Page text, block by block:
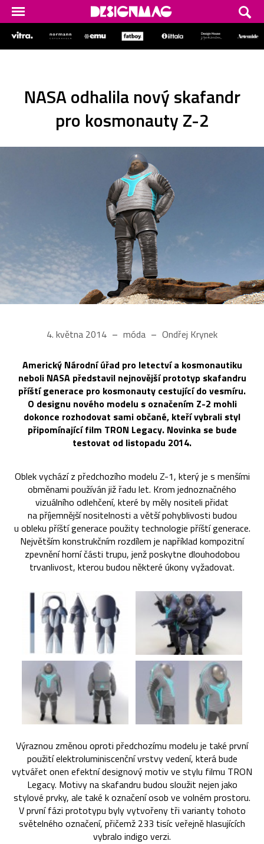
NASA odhalila nový skafandr
pro kosmonauty Z-2
4. května 2014 móda Ondřej Krynek
Americký Národní úřad pro letectví a kosmonautiku
neboli NASA představil nejnovější prototyp skafandru
příští generace pro kosmonauty cestující do vesmíru.
O designu nového modelu s označením Z-2 mohli
dokonce rozhodovat sami občané, kteří vybrali styl
připomínající film TRON Legacy. Novinka se bude
testovat od listopadu 2014.
Oblek vychází z předchozího modelu Z-1, který je s menšími
obměnami používán již řadu let. Krom jednoznačného
vizuálního odlehčení, které by měly nositeli přidat
na příjemnější nositelnosti a větší pohyblivosti budou
u obleku příští generace použity technologie příští generace.
Největším konstrukčním rozdílem je například kompozitní
zpevnění horní části trupu, jenž poskytne dlouhodobou
trvanlivost, kterou budou některé úkony vyžadovat.
Výraznou změnou oproti předchozímu modelu je také první
použití elektroluminiscenční vrstvy vedení, která bude
vytvářet onen efektní designový motiv ve stylu filmu TRON
Legacy. Motivy na skafandru budou sloužit nejen jako
stylové prvky, ale také k označení osob ve volném prostoru.
V první fázi prototypu byly vytvořeny tři varianty tohoto
světelného označení, přičemž 233 tisíc veřejně hlasujících
vybralo indigo verzi.